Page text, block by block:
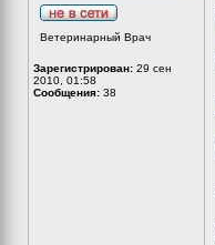
Ветеринарный Врач
Зарегистрирован: 29 сен
2010, 01:58
Сообщения: 38